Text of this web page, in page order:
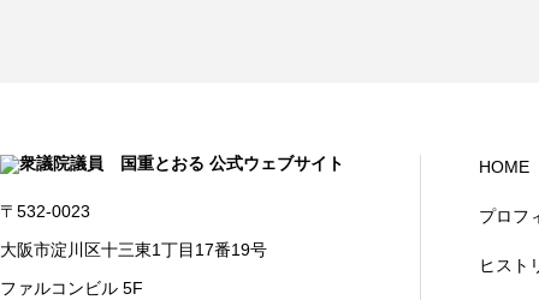
〒532-0023
大阪市淀川区十三東1丁目17番19号
ファルコンビル 5F
HOME
プロフ
ヒスト